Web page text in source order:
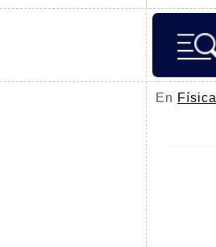
En Física